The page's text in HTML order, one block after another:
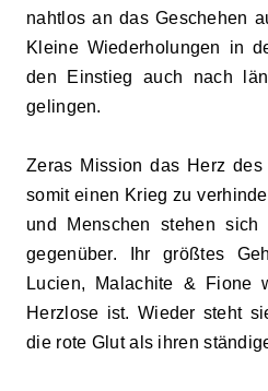
nahtlos an das Geschehen
Kleine Wiederholungen in
den Einstieg auch nach
gelingen.
Zeras Mission das Herz
somit einen Krieg zu
und Menschen stehen sich
gegenüber. Ihr größtes
Lucien, Malachite & Fione
Herzlose ist. Wieder steht
die rote Glut als ihren